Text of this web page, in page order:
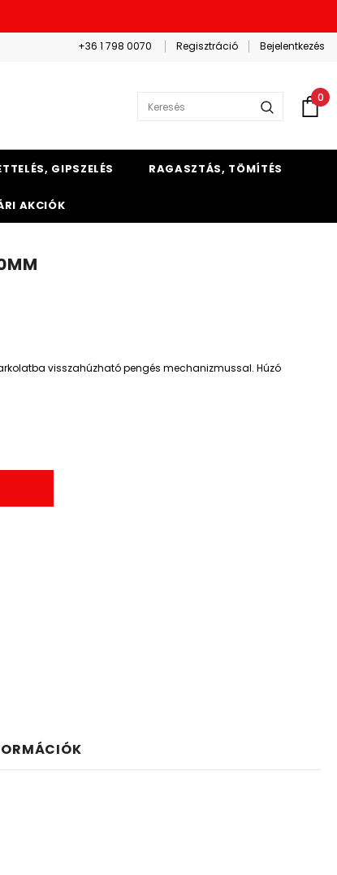
+36 1 798 0070 Regisztráció Bejelentkezés
0
GIPSZELÉS RAGASZTÁS, TÖMÍTÉS
AKCIÓK
visszahúzható pengés mechanizmussal. Húzó